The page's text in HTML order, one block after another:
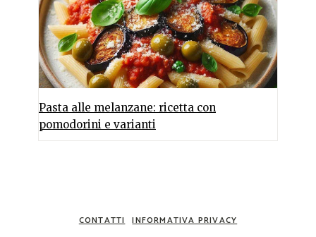
Pasta alle melanzane: ricetta con
pomodorini e varianti
CONTATTI INFORMATIVA PRIVACY